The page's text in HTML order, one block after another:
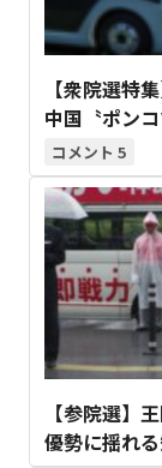
【衆院選特
中国〝ポン
5
【参院選】
優勢に揺れ